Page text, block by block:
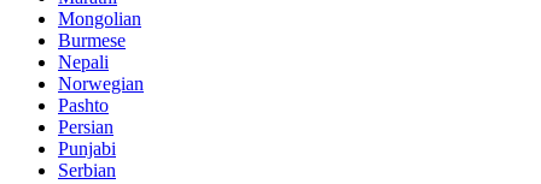
Mongolian
Burmese
Nepali
Norwegian
Pashto
Persian
Punjabi
Serbian